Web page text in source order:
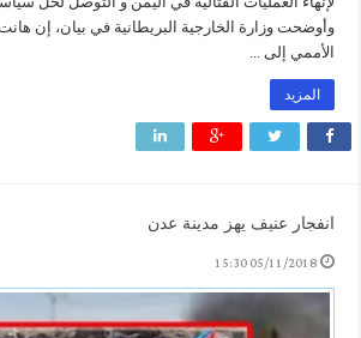
وأوضحت وزارة الخارجية البريطانية في بيان، إن
الأممي إلى ...
المزيد
انفجار عنيف يهز مدينة عدن
05/11/2018 15:30